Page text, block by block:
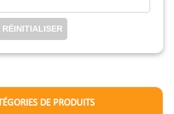
DE PRODUITS